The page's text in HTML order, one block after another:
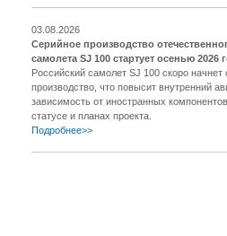
03.08.2026
Серийное производство
самолета SJ 100 стартует осенью 2026
Российский самолет SJ 100 скоро начнет
производство, что повысит внутренний
зависимость от иностранных
статусе и планах проекта.
Подробнее>>